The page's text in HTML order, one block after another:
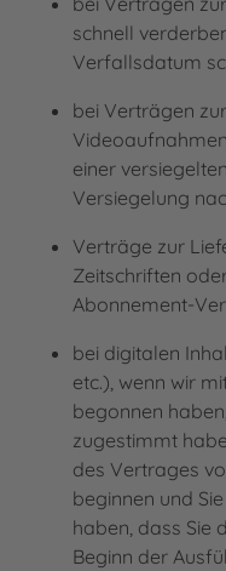
schnell
Verfallsdatum
bei Verträgen
einer
Versiegelung
Verträge zur
Zeitschriften
Abonnement-
bei digitalen
etc.), wenn wir
begonnen
zugestimmt
des Vertrages
beginnen und
haben, dass Sie
Beginn der